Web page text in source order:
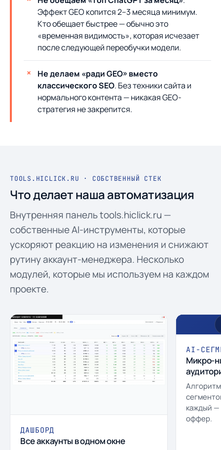
Эффект GEO копится 2–3 месяца минимум.
Кто обещает быстрее — обычно это
«временная видимость», которая исчезает
после следующей переобучки модели.
Не делаем «ради GEO» вместо
классического SEO. Без техники сайта и
нормального контента — никакая GEO-
стратегия не закрепится.
TOOLS.HICLICK.RU · СОБСТВЕННЫЙ СТЕК
Что делает наша автоматизация
Внутренняя панель tools.hiclick.ru —
собственные AI-инструменты, которые
ускоряют реакцию на изменения и снижают
рутину аккаунт-менеджера. Несколько
модулей, которые мы используем на каждом
проекте.
ДАШБОРД
Все аккаунты в одном окне
AI-
Микро-
каждый —
оффер.